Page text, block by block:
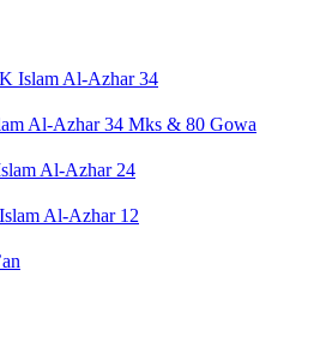
Islam Al-Azhar 34
Al-Azhar 34 Mks & 80 Gowa
Al-Azhar 24
Al-Azhar 12